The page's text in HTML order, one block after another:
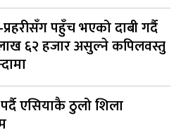
पहुँच भएको दाबी गर्दै
६२ हजार असुल्ने कपिलवस्तु
एसियाकै ठुलो शिला